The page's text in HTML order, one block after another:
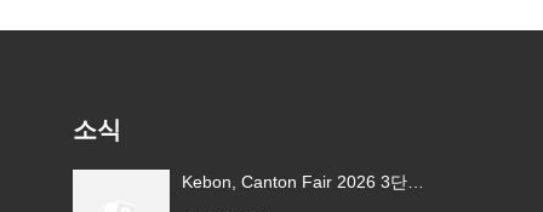
소식
Kebon, Canton Fair 2026 3단계